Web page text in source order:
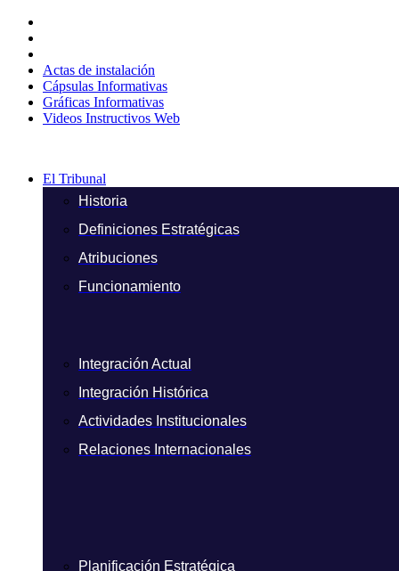
contenido
Actas de instalación
Cápsulas Informativas
Gráficas Informativas
Videos Instructivos Web
El Tribunal
Historia
Definiciones Estratégicas
Atribuciones
Funcionamiento
Integración Actual
Integración Histórica
Actividades Institucionales
Relaciones Internacionales
Planificación Estratégica